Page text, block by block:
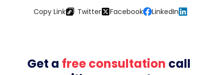
LinkedIn
Facebook
Twitter
Copy Link
Get a free consultation call